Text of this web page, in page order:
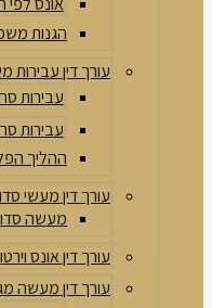
הגנות
עורך דין עבירות
עבירות
עבירות
ההליך
עורך דין מעשי
מעשה
עורך דין אונס
עורך דין מעשה